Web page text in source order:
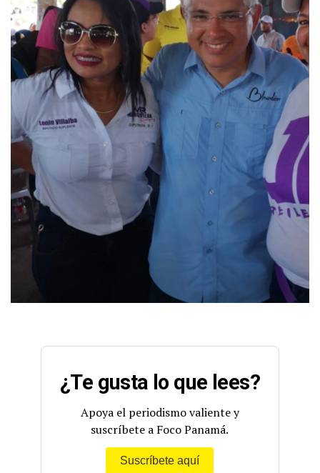
¿Te gusta lo que lees?
Apoya el periodismo valiente y
suscríbete a Foco Panamá.
Suscríbete aquí